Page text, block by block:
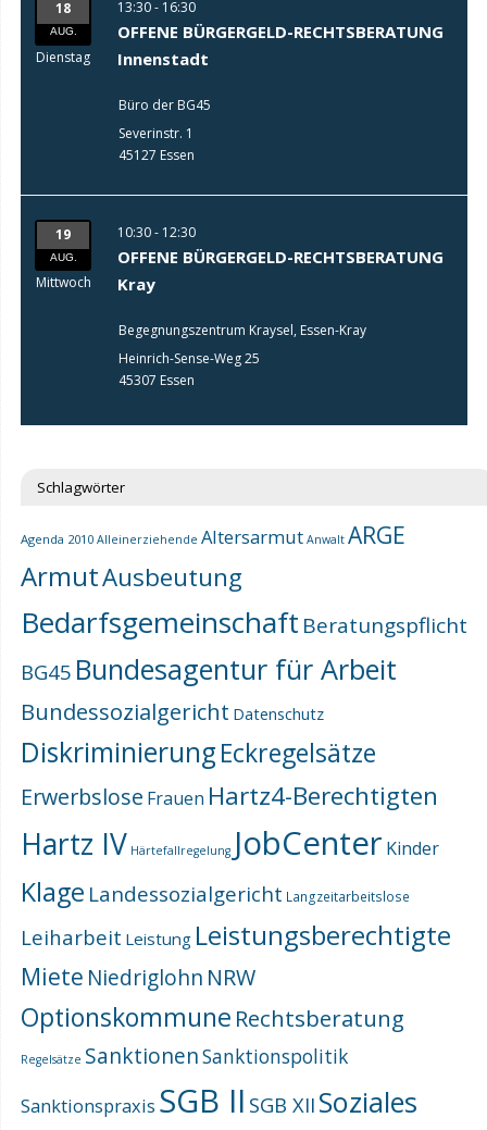
18
AUG.
Dienstag
13:30 - 16:30
OFFENE BÜRGERGELD-RECHTSBERATUNG
Innenstadt
Büro der BG45
Severinstr. 1
45127 Essen
19
AUG.
Mittwoch
10:30 - 12:30
OFFENE BÜRGERGELD-RECHTSBERATUNG
Kray
Begegnungszentrum Kraysel, Essen-Kray
Heinrich-Sense-Weg 25
45307 Essen
Schlagwörter
Agenda 2010 Alleinerziehende Altersarmut Anwalt ARGE
ArmutAusbeutung
Bedarfsgemeinschaft Beratungspflicht
BG45 Bundesagentur für Arbeit
Bundessozialgericht Datenschutz
DiskriminierungEckregelsätze
Erwerbslose Frauen Hartz4-Berechtigten
Hartz IV Härtefallregelung JobCenter Kinder
Klage Landessozialgericht Langzeitarbeitslose
Leiharbeit Leistung Leistungsberechtigte
Miete Niedriglohn NRW
Optionskommune Rechtsberatung
Regelsätze SanktionenSanktionspolitik
Sanktionspraxis SGB II SGB XII Soziales